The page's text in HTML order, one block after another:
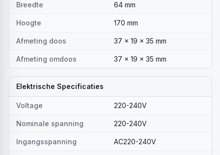
Breedte 64 mm
Hoogte 170 mm
Afmeting doos 37 x 19 x 35 mm
Afmeting omdoos 37 x 19 x 35 mm
Elektrische Specificaties
Voltage 220-240V
Nominale spanning 220-240V
Ingangsspanning AC220-240V